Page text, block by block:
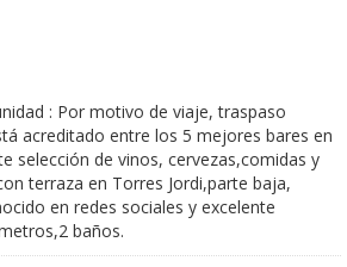
: Por motivo de viaje, traspaso
acreditado entre los 5 mejores bares en
selección de vinos, cervezas,comidas y
terraza en Torres Jordi,parte baja,
en redes sociales y excelente
baños.